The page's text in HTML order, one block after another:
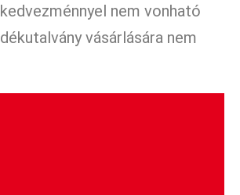
nem vonható
vásárlására nem